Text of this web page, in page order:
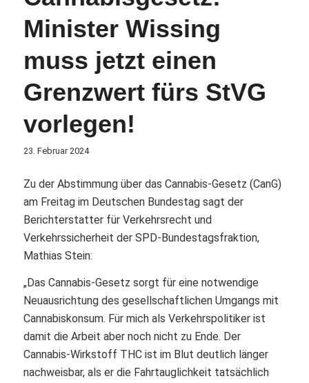
Minister Wissing
muss jetzt einen
Grenzwert fürs StVG
vorlegen!
23. Februar 2024
Zu der Abstimmung über das Cannabis-Gesetz (CanG)
am Freitag im Deutschen Bundestag sagt der
Berichterstatter für Verkehrsrecht und
Verkehrssicherheit der SPD-Bundestagsfraktion,
Mathias Stein:
„Das Cannabis-Gesetz sorgt für eine notwendige
Neuausrichtung des gesellschaftlichen Umgangs mit
Cannabiskonsum. Für mich als Verkehrspolitiker ist
damit die Arbeit aber noch nicht zu Ende. Der
Cannabis-Wirkstoff THC ist im Blut deutlich länger
nachweisbar, als er die Fahrtauglichkeit tatsächlich